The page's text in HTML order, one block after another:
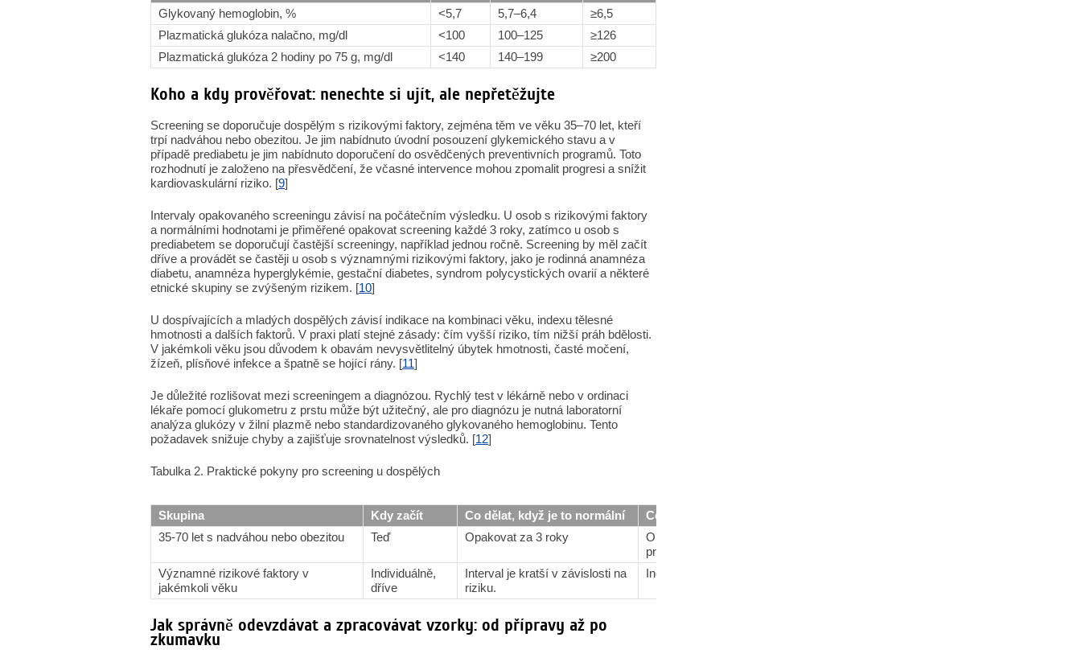
Glykovaný hemoglobin, %
<5,7 5,7–6,4
≥6,5
Plazmatická glukóza nalačno, mg/dl
<100 100–125
≥126
Plazmatická glukóza 2 hodiny po 75 g, mg/dl
<140 140–199 ≥200
Koho a kdy prověřovat: nenechte si ujít, ale nepřetěžujte
Screening se doporučuje dospělým s rizikovými faktory, zejména těm ve věku 35–70 let, kteří
trpí nadváhou nebo obezitou. Je jim nabídnuto úvodní posouzení glykemického stavu a v
případě prediabetu je jim nabídnuto doporučení do osvědčených preventivních programů. Toto
rozhodnutí je založeno na přesvědčení, že včasné intervence mohou zpomalit progresi a snížit
kardiovaskulární riziko. [9]
Intervaly opakovaného screeningu závisí na počátečním výsledku. U osob s rizikovými faktory
a normálními hodnotami je přiměřené opakovat screening každé 3 roky, zatímco u osob s
prediabetem se doporučují častější screeningy, například jednou ročně. Screening by měl začít
dříve a provádět se častěji u osob s významnými rizikovými faktory, jako je rodinná anamnéza
diabetu, anamnéza hyperglykémie, gestační diabetes, syndrom polycystických ovarií a některé
etnické skupiny se zvýšeným rizikem. [10]
U dospívajících a mladých dospělých závisí indikace na kombinaci věku, indexu tělesné
hmotnosti a dalších faktorů. V praxi platí stejné zásady: čím vyšší riziko, tím nižší práh bdělosti.
V jakémkoli věku jsou důvodem k obavám nevysvětlitelný úbytek hmotnosti, časté močení,
žízeň, plísňové infekce a špatně se hojící rány. [11]
Je důležité rozlišovat mezi screeningem a diagnózou. Rychlý test v lékárně nebo v ordinaci
lékaře pomocí glukometru z prstu může být užitečný, ale pro diagnózu je nutná laboratorní
analýza glukózy v žilní plazmě nebo standardizovaného glykovaného hemoglobinu. Tento
požadavek snižuje chyby a zajišťuje srovnatelnost výsledků. [12]
Tabulka 2. Praktické pokyny pro screening u dospělých
Skupina Kdy začít Co dělat, když je to normální
Co dělat, pokud máte prediabetes
35-70 let s nadváhou nebo obezitou
Teď Opakovat za 3 roky
Opakujte každé 1–3 roky, řiďte se preventivními
programy
Významné rizikové faktory v
jakémkoli věku
Individuálně,
dříve
Interval je kratší v závislosti na
riziku.
Individuální monitorovací plán
Jak správně odevzdávat a zpracovávat vzorky: od přípravy až po
zkumavku